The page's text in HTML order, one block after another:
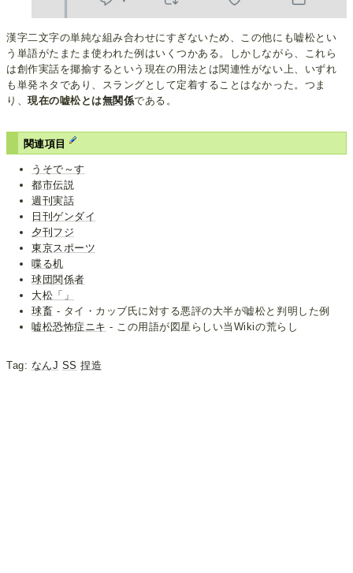
漢字二文字の単純な組み合わせにすぎないため、この他にも嘘松とい
う単語がたまたま使われた例はいくつかある。しかしながら、これら
は創作実話を揶揄するという現在の用法とは関連性がない上、いずれ
も単発ネタであり、スラングとして定着することはなかった。つま
り、現在の嘘松とは無関係である。
関連項目
うそで～す
都市伝説
週刊実話
日刊ゲンダイ
夕刊フジ
東京スポーツ
喋る机
球団関係者
大松「」
球畜 - タイ・カッブ氏に対する悪評の大半が嘘松と判明した例
嘘松恐怖症ニキ - この用語が図星らしい当Wikiの荒らし
Tag: なんJ SS 捏造